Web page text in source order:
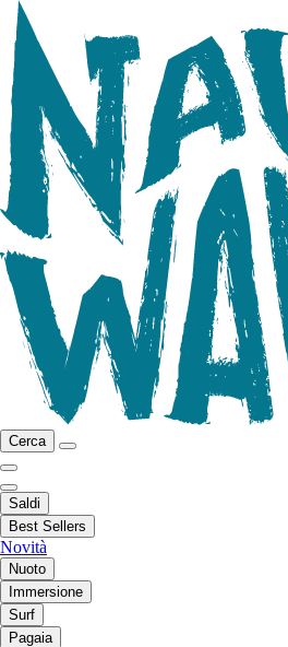
Cerca
Saldi
Best Sellers
Novità
Nuoto
Immersione
Surf
Pagaia